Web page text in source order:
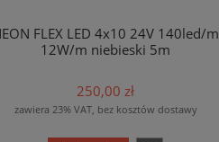
250,00 zł
FLEX LED 4x10 24V 140led/m
12W/m niebieski 5m
250,00 zł
zawiera 23% VAT, bez kosztów dostawy